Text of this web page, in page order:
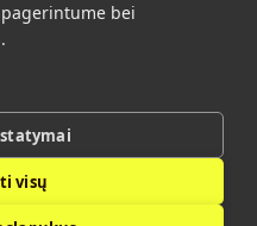
Visi produktai
Privatumo politika
bei
visų